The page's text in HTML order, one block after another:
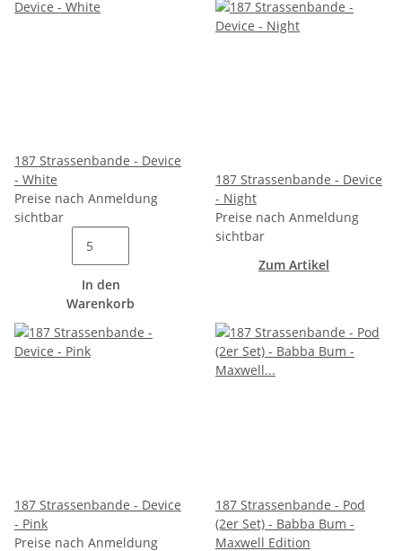
187 Strassenbande - Device
- White
Preise nach Anmeldung
sichtbar
In den
Warenkorb
187 Strassenbande - Device
- Night
Preise nach Anmeldung
sichtbar
Zum Artikel
187 Strassenbande - Device
- Pink
Preise nach Anmeldung
187 Strassenbande - Pod
(2er Set) - Babba Bum -
Maxwell Edition